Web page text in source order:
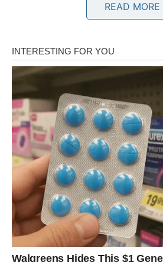
optuženi ili potcenjeni – sada dolazi
Na poslovnom planu – moguće je
koja vam je nanosila nepravdu.
vaš trud. Ako ste čekali potvrdu,
U ljubavi – neko će morati da
vi davali više nego što ste dobijali,
dolazi do izjednačenja – ili do
Finansijski – stara dugovanja mogu
korist.
Ovo je period kada se borbenost
dolazi iz iskrenosti.
READ MORE